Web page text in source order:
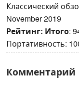
Классический
November 2019
Рейтинг: Итого:
Портативность:
Комментарий